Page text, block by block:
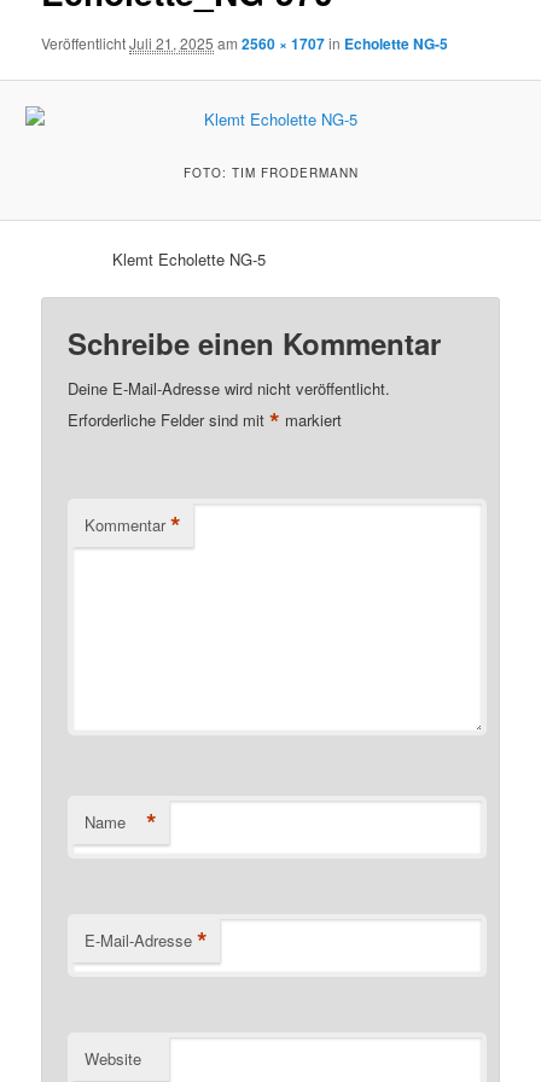
VeröffentlichtJuli 21, 2025 am2560 × 1707in Echolette NG-5
FOTO: TIM FRODERMANN
Klemt Echolette NG-5
Schreibe einen Kommentar
Deine E-Mail-Adresse wird nicht veröffentlicht.
Erforderliche Felder sind mit* markiert
Kommentar *
Name *
E-Mail-Adresse *
Website